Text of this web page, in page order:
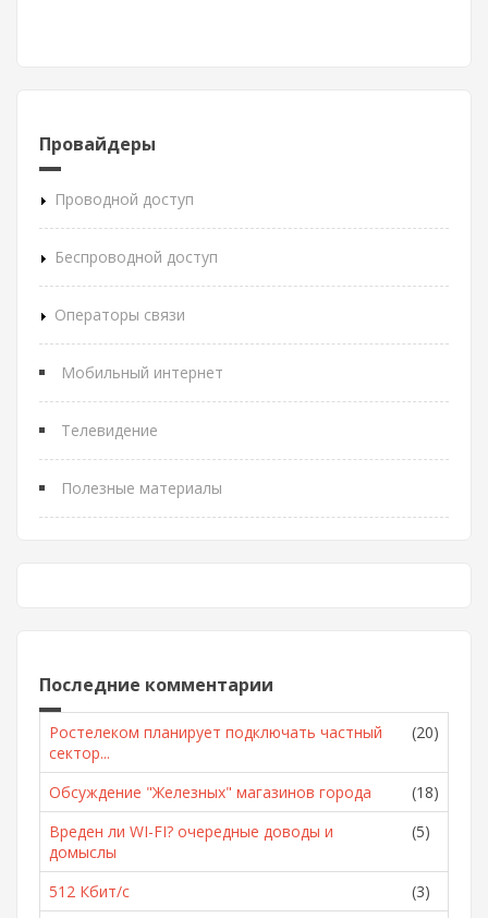
Провайдеры
Проводной доступ
Беспроводной доступ
Операторы связи
Мобильный интернет
Телевидение
Полезные материалы
Последние комментарии
Ростелеком планирует подключать частный
сектор...
(20)
Обсуждение "Железных" магазинов города
(18)
Вреден ли WI-FI? очередные доводы и
домыслы
(5)
512 Кбит/с
(3)